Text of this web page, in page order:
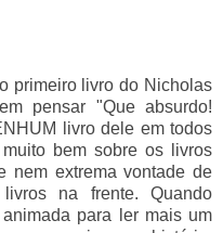
primeiro livro do Nicholas
pensar "Que absurdo!
livro dele em todos
bem sobre os livros
nem extrema vontade de
na frente. Quando
para ler mais um